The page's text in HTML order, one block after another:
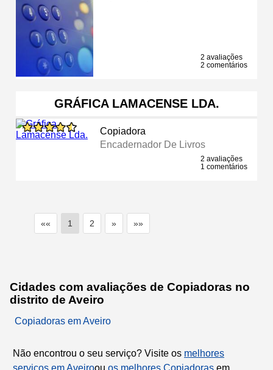
2 avaliações
2 comentários
GRÁFICA LAMACENSE LDA.
Copiadora
Encadernador De Livros
2 avaliações
1 comentários
«« 1 2 » »»
Cidades com avaliações de Copiadoras no
distrito de Aveiro
Copiadoras em Aveiro
Não encontrou o seu serviço? Visite os melhores
serviços em Aveiroou os melhores Copiadoras em